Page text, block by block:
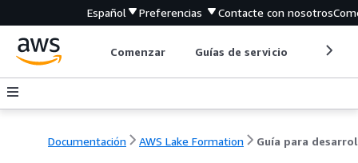
Español Preferencias Contacte con nosotros
Comenzar Guías de servicio
Documentación AWS Lake Formation